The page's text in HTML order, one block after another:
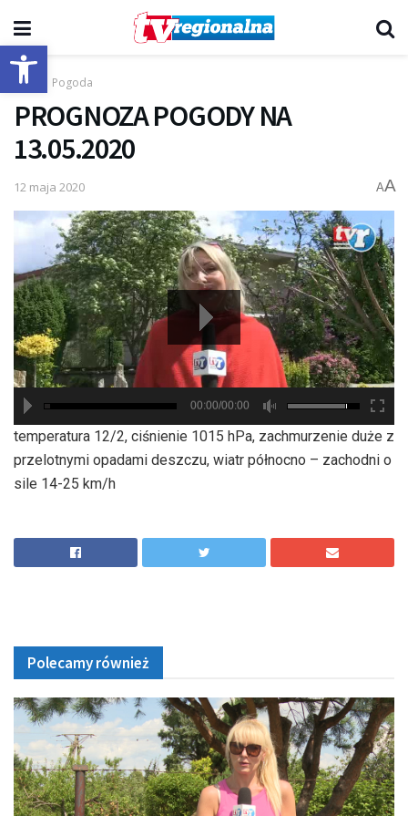
Otwórz pasek narzędzi
Start Pogoda
PROGNOZA POGODY NA
13.05.2020
12 maja 2020 AA
00:00/00:00
temperatura 12/2, ciśnienie 1015 hPa, zachmurzenie duże z
przelotnymi opadami deszczu, wiatr północno – zachodni o
sile 14-25 km/h
Polecamy również